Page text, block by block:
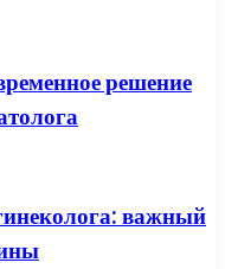
решение
важный